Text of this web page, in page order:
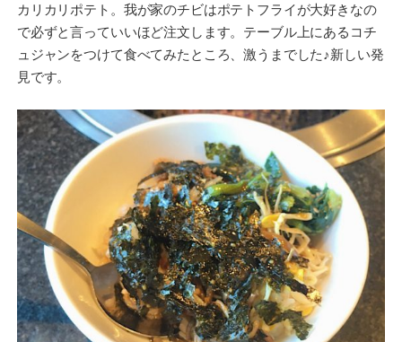
カリカリポテト。我が家のチビはポテトフライが大好きなの
で必ずと言っていいほど注文します。テーブル上にあるコチ
ュジャンをつけて食べてみたところ、激うまでした♪新しい発
見です。